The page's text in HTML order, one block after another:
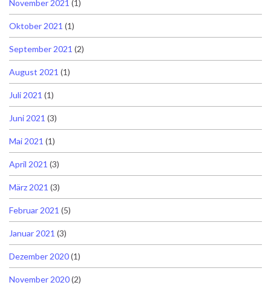
November 2021 (1)
Oktober 2021 (1)
September 2021 (2)
August 2021 (1)
Juli 2021 (1)
Juni 2021 (3)
Mai 2021 (1)
April 2021 (3)
März 2021 (3)
Februar 2021 (5)
Januar 2021 (3)
Dezember 2020(1)
November 2020(2)